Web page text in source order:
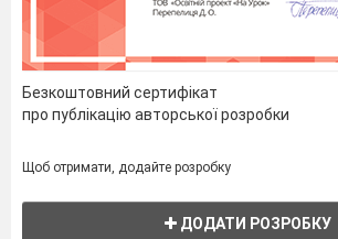
Безкоштовний сертифікат
про публікацію авторської розробки
Щоб отримати, додайте розробку
ДОДАТИ РОЗРОБКУ